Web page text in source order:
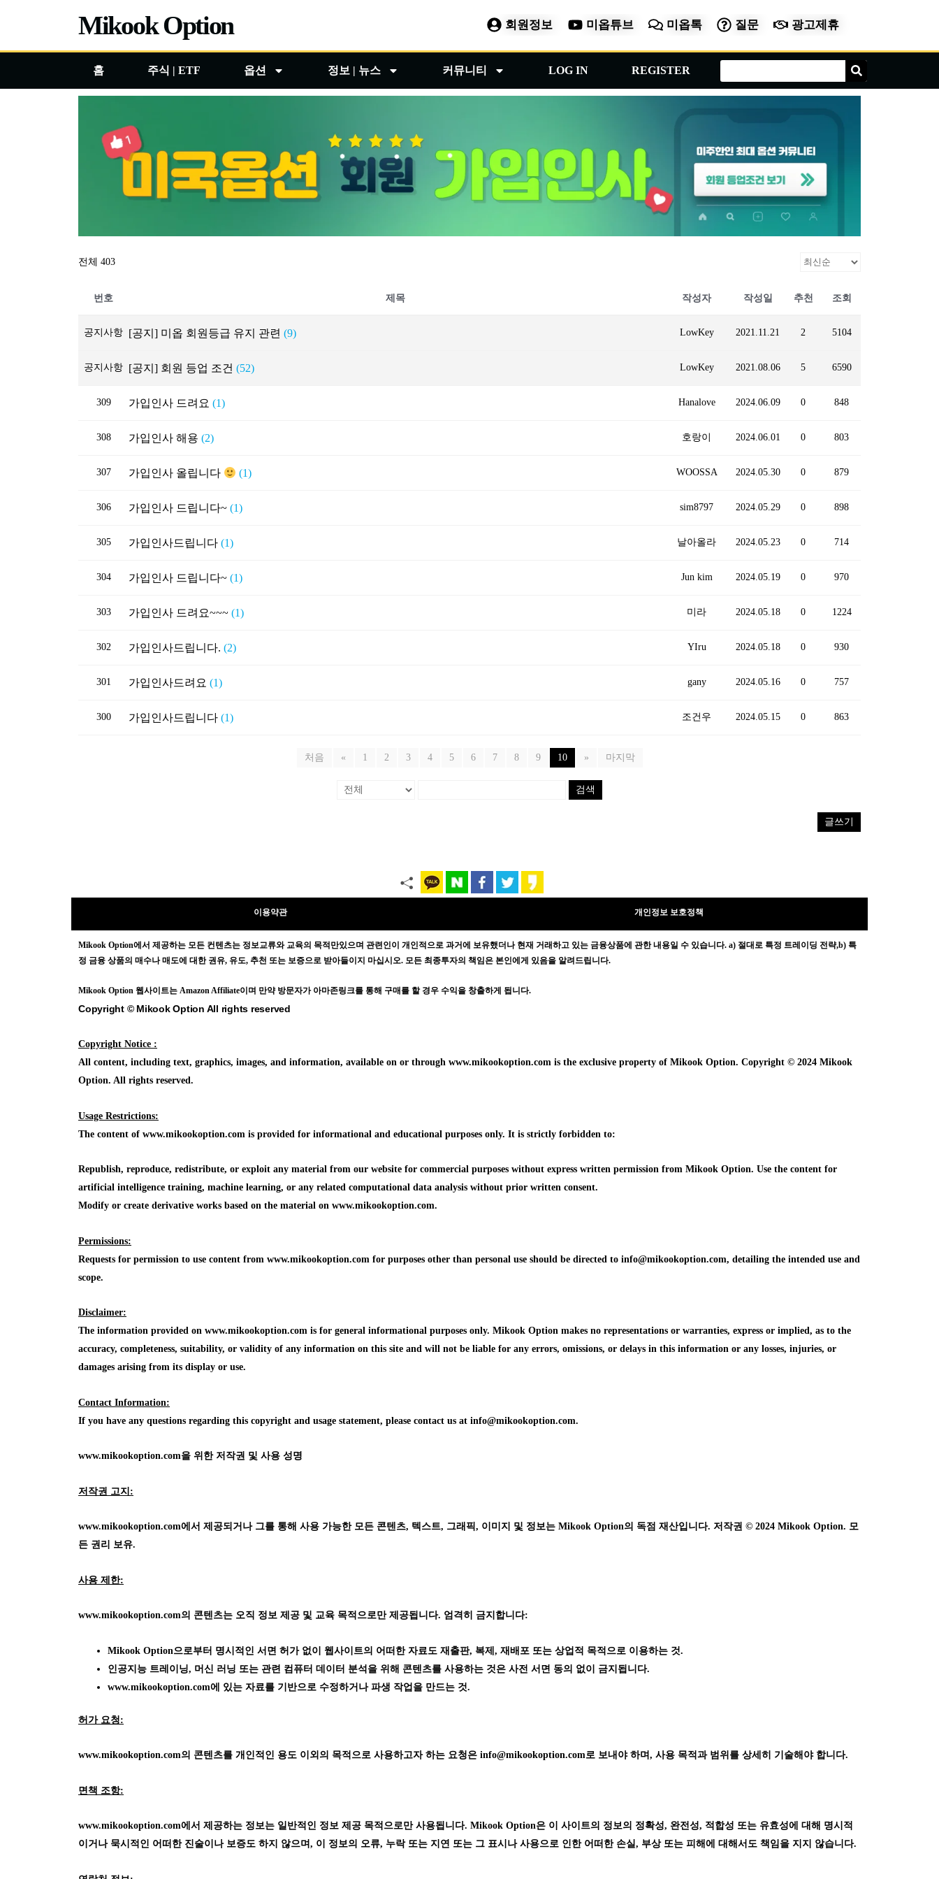
츠
Mikook Option 회원정보 미옵튜브 미옵톡 질문 광고제휴
홈 주식 | ETF 옵션 정보 | 뉴스 커뮤니티 LOG IN REGISTER Search
전체 403
번호 제목 작성자 작성일 추천 조회
공지사항 [공지] 미옵 회원등급 유지 관련 (9) LowKey 2021.11.21 2 5104
공지사항 [공지] 회원 등업 조건 (52) LowKey 2021.08.06 5 6590
309 가입인사 드려요 (1) Hanalove 2024.06.09 0 848
308 가입인사 해용 (2) 호랑이 2024.06.01 0 803
307 가입인사 올립니다 (1) WOOSSA 2024.05.30 0 879
306 가입인사 드립니다~ (1) sim8797 2024.05.29 0 898
305 가입인사드립니다 (1) 날아올라 2024.05.23 0 714
304 가입인사 드립니다~ (1) Jun kim 2024.05.19 0 970
303 가입인사 드려요~~~ (1) 미라 2024.05.18 0 1224
302 가입인사드립니다. (2) YIru 2024.05.18 0 930
301 가입인사드려요 (1) gany 2024.05.16 0 757
300 가입인사드립니다 (1) 조건우 2024.05.15 0 863
처음 « 1 2 3 4 5 6 7 8 9 10 » 마지막
검색
글쓰기
이용약관 개인정보 보호정책
Mikook Option에서 제공하는 모든 컨텐츠는 정보교류와 교육의 목적만있으며 관련인이 개인적으로 과거에 보유했더나 현재 거래하고 있는 금융상품에 관한 내용일 수 있습니다. a) 절대로 특정 트레이딩 전략,b) 특
정 금융 상품의 매수나 매도에 대한 권유, 유도, 추천 또는 보증으로 받아들이지 마십시오. 모든 최종투자의 책임은 본인에게 있음을 알려드립니다.
Mikook Option 웹사이트는 Amazon Affiliate이며 만약 방문자가 아마존링크를 통해 구매를 할 경우 수익을 창출하게 됩니다.
Copyright © Mikook Option All rights reserved
Copyright Notice :
All content, including text, graphics, images, and information, available on or through www.mikookoption.com is the exclusive property of Mikook Option. Copyright © 2024 Mikook
Option. All rights reserved.
Usage Restrictions:
The content of www.mikookoption.com is provided for informational and educational purposes only. It is strictly forbidden to:
Republish, reproduce, redistribute, or exploit any material from our website for commercial purposes without express written permission from Mikook Option. Use the content for
artificial intelligence training, machine learning, or any related computational data analysis without prior written consent.
Modify or create derivative works based on the material on www.mikookoption.com.
Permissions:
Requests for permission to use content from www.mikookoption.com for purposes other than personal use should be directed to info@mikookoption.com, detailing the intended use and
scope.
Disclaimer:
The information provided on www.mikookoption.com is for general informational purposes only. Mikook Option makes no representations or warranties, express or implied, as to the
accuracy, completeness, suitability, or validity of any information on this site and will not be liable for any errors, omissions, or delays in this information or any losses, injuries, or
damages arising from its display or use.
Contact Information:
If you have any questions regarding this copyright and usage statement, please contact us at info@mikookoption.com.
www.mikookoption.com을 위한 저작권 및 사용 성명
저작권 고지:
www.mikookoption.com에서 제공되거나 그를 통해 사용 가능한 모든 콘텐츠, 텍스트, 그래픽, 이미지 및 정보는 Mikook Option의 독점 재산입니다. 저작권 © 2024 Mikook Option. 모
든 권리 보유.
사용 제한:
www.mikookoption.com의 콘텐츠는 오직 정보 제공 및 교육 목적으로만 제공됩니다. 엄격히 금지합니다:
Mikook Option으로부터 명시적인 서면 허가 없이 웹사이트의 어떠한 자료도 재출판, 복제, 재배포 또는 상업적 목적으로 이용하는 것.
인공지능 트레이닝, 머신 러닝 또는 관련 컴퓨터 데이터 분석을 위해 콘텐츠를 사용하는 것은 사전 서면 동의 없이 금지됩니다.
www.mikookoption.com에 있는 자료를 기반으로 수정하거나 파생 작업을 만드는 것.
허가 요청:
www.mikookoption.com의 콘텐츠를 개인적인 용도 이외의 목적으로 사용하고자 하는 요청은 info@mikookoption.com로 보내야 하며, 사용 목적과 범위를 상세히 기술해야 합니다.
면책 조항:
www.mikookoption.com에서 제공하는 정보는 일반적인 정보 제공 목적으로만 사용됩니다. Mikook Option은 이 사이트의 정보의 정확성, 완전성, 적합성 또는 유효성에 대해 명시적
이거나 묵시적인 어떠한 진술이나 보증도 하지 않으며, 이 정보의 오류, 누락 또는 지연 또는 그 표시나 사용으로 인한 어떠한 손실, 부상 또는 피해에 대해서도 책임을 지지 않습니다.